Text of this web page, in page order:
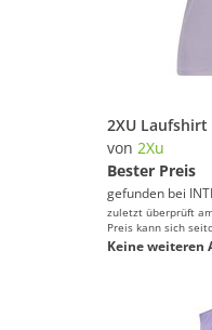
von 2Xu
Bester Preis
gefunden bei
zuletzt überprüft
Preis kann sich
Keine weiteren